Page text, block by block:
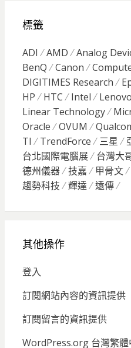
標籤
ADI AMD Analog
BenQ
Canon
DIGITIMES Research
HP
HTC Intel Lenovo
Linear Technology
Oracle
OVUM
TI
TrendForce 三星
台北國際電腦展
台灣大
德州儀器
技嘉 甲骨文
趨勢科技
輝達 遠傳
其他操作
登入
訂閱網站內容的資訊提供
訂閱留言的資訊提供
WordPress.org 台灣繁體